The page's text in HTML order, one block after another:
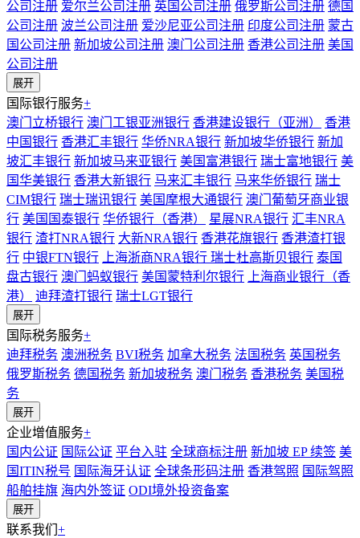
公司注册 爱尔兰公司注册 英国公司注册 俄罗斯公司注册 德国
公司注册 波兰公司注册 爱沙尼亚公司注册 印度公司注册 蒙古
国公司注册 新加坡公司注册 澳门公司注册 香港公司注册 美国
公司注册
展开
国际银行服务+
澳门立桥银行 澳门工银亚洲银行 香港建设银行（亚洲）
香港
中国银行 香港汇丰银行 华侨NRA银行 新加坡华侨银行 新加
坡汇丰银行 新加坡马来亚银行 美国富港银行 瑞士富地银行 美
国华美银行 香港大新银行 马来汇丰银行 马来华侨银行 瑞士
CIM银行 瑞士瑞讯银行 美国摩根大通银行 澳门葡萄牙商业银
行 美国国泰银行 华侨银行（香港） 星展NRA银行 汇丰NRA
银行 渣打NRA银行 大新NRA银行 香港花旗银行 香港渣打银
行 中银FTN银行 上海浙商NRA银行 瑞士杜高斯贝银行 泰国
盘古银行 澳门蚂蚁银行 美国蒙特利尔银行
上海商业银行（香
港）
迪拜渣打银行 瑞士LGT银行
展开
国际税务服务+
迪拜税务 澳洲税务 BVI税务 加拿大税务 法国税务 英国税务
俄罗斯税务 德国税务 新加坡税务 澳门税务 香港税务 美国税
务
展开
企业增值服务+
国内公证 国际公证 平台入驻 全球商标注册 新加坡 EP 续签 美
国ITIN税号 国际海牙认证 全球条形码注册 香港驾照 国际驾照
船舶挂旗 海内外签证 ODI境外投资备案
展开
联系我们 +